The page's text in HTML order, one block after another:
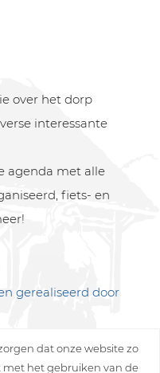
over het dorp
interessante
agenda met alle
fiets- en
gerealiseerd door
dat onze website zo
met het gebruiken van de